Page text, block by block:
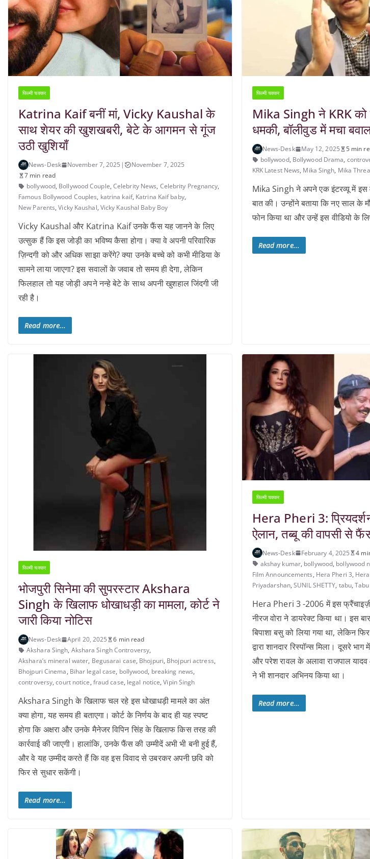
फिल्मी चक्कर
Katrina Kaif बनीं मां, Vicky Kaushal के
साथ शेयर की खुशखबरी, बेटे के आगमन से गूंज
उठी खुशियाँ
News-Desk November 7, 2025 |
November 7, 2025
7 min read
bollywood, Bollywood Couple, Celebrity News, Celebrity Pregnancy,
Famous Bollywood Couples, katrina kaif, Katrina Kaif baby,
New Parents,Vicky Kaushal, Vicky Kaushal Baby Boy
Vicky Kaushal और Katrina Kaif उनके फैंस यह जानने के लिए
उत्सुक हैं कि इस जोड़ी का भविष्य कैसा होगा। क्या वे अपनी परिवारिक
ज़िन्दगी को और अधिक साझा करेंगे? क्या उनके बच्चे को कभी मीडिया के
सामने लाया जाएगा? इस सवालों के जवाब तो समय ही देगा, लेकिन
फिलहाल तो यह जोड़ी अपने नन्हे बेटे के साथ अपनी खुशहाल जिंदगी जी
रही है।
Read more...
फिल्मी चक्कर
Mika Singh ने KRK को
धमकी, बॉलीवुड में मचा
News-Desk May 12, 2025
5 min
bollywood, Bollywood Drama,
KRK Latest News, Mika Singh, Mika
Mika Singh ने अपने एक इंटरव्यू में इस
बात की। उन्होंने बताया कि नए साल के
फोन किया था और उन्हें इस वीडियो के
Read more...
फिल्मी चक्कर
भोजपुरी सिनेमा की सुपरस्टार Akshara
Singh के खिलाफ धोखाधड़ी का मामला, कोर्ट ने
जारी किया नोटिस
News-Desk April 20, 2025
6 min read
Akshara Singh, Akshara Singh Controversy,
Akshara’s mineral water, Begusarai case, Bhojpuri, Bhojpuri actress,
Bhojpuri Cinema, Bihar legal case, bollywood, breaking news,
controversy,court notice, fraud case, legal notice,Vipin Singh
Akshara Singh के खिलाफ चल रहे इस धोखाधड़ी मामले का अंत
क्या होगा, यह समय ही बताएगा। कोर्ट के निर्णय के बाद ही यह स्पष्ट
होगा कि अक्षरा और उनके मैनेजर विपिन सिंह के खिलाफ किस तरह की
कार्रवाई की जाएगी। हालांकि, उनके फैंस की उम्मीदें अभी भी बनी हुई हैं,
और वे यह उम्मीद करते हैं कि वह इस विवाद से उबरकर अपनी छवि को
फिर से सुधार सकेंगी।
Read more...
फिल्मी चक्कर
Hera Pheri 3:
ऐलान, तब्बू की वापसी से
News-Desk February 4, 2025
4
akshay kumar, bollywood, bollywood
Film Announcements, Hera Pheri 3,
Priyadarshan,SUNIL SHETTY, tabu,
Hera Pheri 3 -2006 में इस
नीरज वोरा ने डायरेक्ट किया था। इस
बिपाशा बसु को लिया गया था, लेकिन
द्वारा शानदार रिस्पॉन्स मिला। दूसरे
और परेश रावल के अलावा राजपाल
ने भी शानदार अभिनय किया था।
Read more...